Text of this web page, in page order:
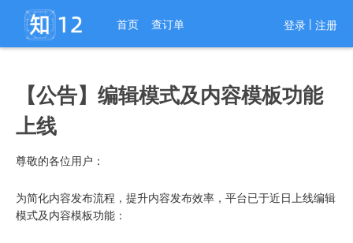
首页
查订单 登录 | 注册
【公告】编辑模式及内容模板功能
上线
尊敬的各位用户：
为简化内容发布流程，提升内容发布效率，平台已于近日上线编辑
模式及内容模板功能：